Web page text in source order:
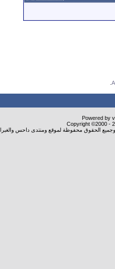
Powered by
Copyright ©2000 -
الحقوق محفوظة لموقع ومنتدى داحس